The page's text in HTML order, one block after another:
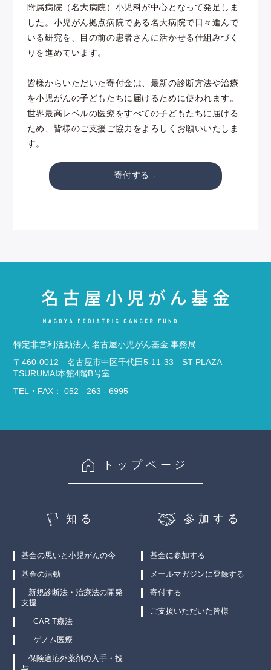
附属病院（名大病院）小児科が中心となって発足しま
した。小児がん拠点病院である名大病院で日々進んで
いる研究を、目の前の患者さんに活かせる仕組みづく
りを進めています。
皆様からいただいた寄付金は、最新の診断方法や治療
を小児がんの子どもたちに届けるために使われます。
世界最高レベルの医療をすべての子どもたちに届ける
ため、皆様のご支援ご協力をよろしくお願いいたしま
す。
寄付する
特定非営利活動法人 名古屋小児がん基金 事務局
〒460-0012 名古屋市中区千代田5-11-33 ST PLAZA
TSURUMAI本館4階B号室
TEL・FAX： 052 - 263 - 6995
トップページ
知る
基金の思いと小児がんの今
基金の活動
-- 新規診断法・治療法の開発
支援
---- CAR-T療法
---- ゲノム医療
-- 保険適応外薬剤の入手・投
参加する
基金に参加する
メールマガジンに登録する
寄付する
ご支援いただいた皆様